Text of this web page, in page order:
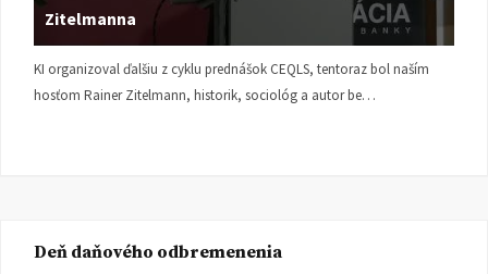
Zitelmanna
KI organizoval ďalšiu z cyklu prednášok CEQLS, tentoraz bol naším
hosťom Rainer Zitelmann, historik, sociológ a autor be…
Deň daňového odbremenenia